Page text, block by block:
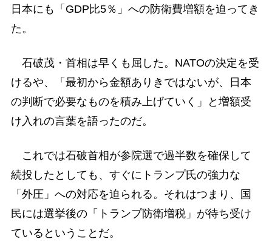
日本にも「GDP比5％」への防衛費増額を迫ってき
た。
石破茂・首相は早くも屈した。NATOの決定を受
けるや、「最初から金額ありきではないが、日本
の判断で必要なものを積み上げていく」と増額受
け入れの言葉を語ったのだ。
これでは石破首相が参院選で過半数を確保して
続投したとしても、すぐにトランプ氏の強力な
「外圧」への対応を迫られる。それはつまり、国
民には選挙後の「トランプ防衛増税」が待ち受け
ているということだ。